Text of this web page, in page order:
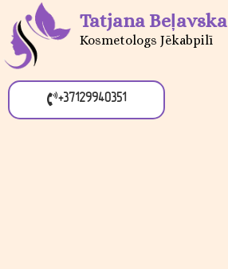
Tatjana Beļavska
Kosmetologs Jēkabpilī
+37129940351